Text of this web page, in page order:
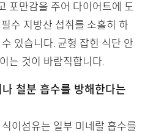
포만감을 주어 다이어트에 도
수 지방산 섭취를 소홀히 하
있습니다. 균형 잡힌 식단 안
는 것이 바람직합니다.
철분 흡수를 방해한다는
이섬유는 일부 미네랄 흡수를